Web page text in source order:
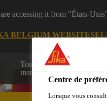
accessing it from "États-
BELGIUM WEBSITE
Tous les
marchés
Centre de
Lorsque vous